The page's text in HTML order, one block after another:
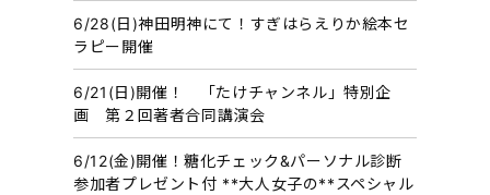
6/28(日)神田明神にて！すぎはらえりか絵本セ
ラピー開催
6/21(日)開催！ 「たけチャンネル」特別企
画 第２回著者合同講演会
6/12(金)開催！糖化チェック&パーソナル診断
参加者プレゼント付 **大人女子の**スペシャル